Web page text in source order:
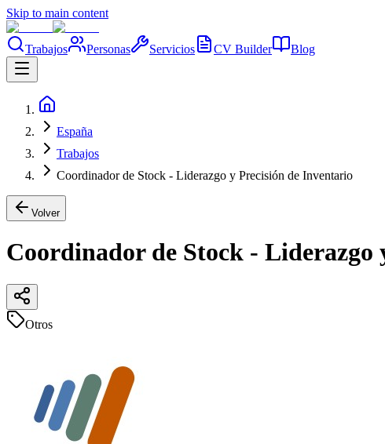
Skip to main content
Trabajos Personas Servicios CV Builder Blog
España
Trabajos
Coordinador de Stock - Liderazgo y Precisión de Inventario
Volver
Coordinador de Stock - Liderazgo
Otros